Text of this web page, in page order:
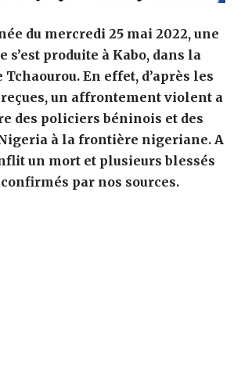
du mercredi 25 mai 2022, une
s’est produite à Kabo, dans la
Tchaourou. En effet, d’après les
un affrontement violent a
des policiers béninois et des
à la frontière nigeriane. A
un mort et plusieurs blessés
par nos sources.